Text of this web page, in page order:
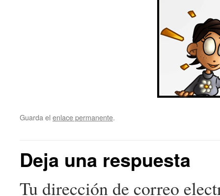
Guarda el enlace permanente.
Deja una respuesta
Tu dirección de correo